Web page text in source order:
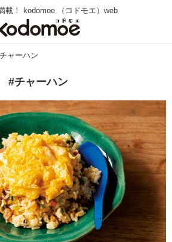
載！ kodomoe （コドモエ）web
ャーハン
#チャーハン